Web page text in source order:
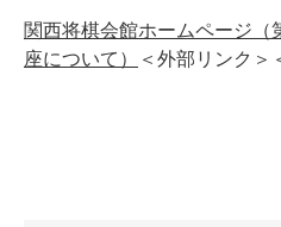
関西将棋会館ホームページ（
座について）
＜外部リンク＞